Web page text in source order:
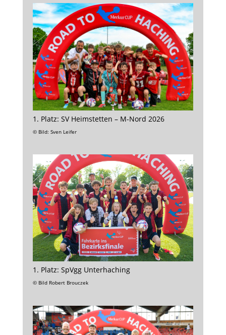
1. Platz: SV Heimstetten – M-Nord 2026
© Bild: Sven Leifer
1. Platz: SpVgg Unterhaching
© Bild Robert Brouczek